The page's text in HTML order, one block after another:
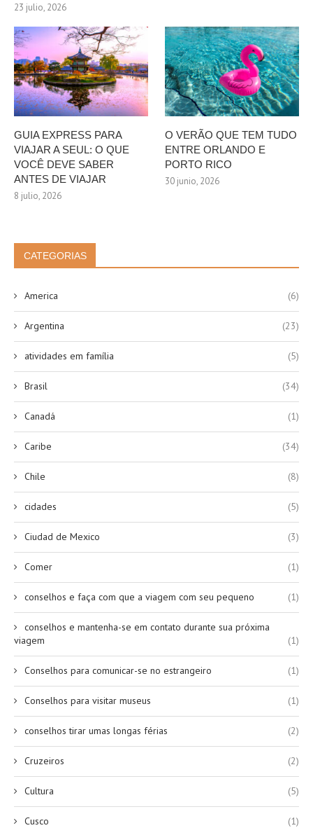
23 julio, 2026
GUIA EXPRESS PARA
VIAJAR A SEUL: O QUE
VOCÊ DEVE SABER
ANTES DE VIAJAR
8 julio, 2026
O VERÃO QUE TEM TUDO
ENTRE ORLANDO E
PORTO RICO
30 junio, 2026
CATEGORIAS
America (6)
Argentina (23)
atividades em família (5)
Brasil (34)
Canadá (1)
Caribe (34)
Chile (8)
cidades (5)
Ciudad de Mexico (3)
Comer (1)
conselhos e faça com que a viagem com seu pequeno (1)
conselhos e mantenha-se em contato durante sua próxima
viagem
(1)
Conselhos para comunicar-se no estrangeiro (1)
Conselhos para visitar museus (1)
conselhos tirar umas longas férias (2)
Cruzeiros (2)
Cultura (5)
Cusco (1)